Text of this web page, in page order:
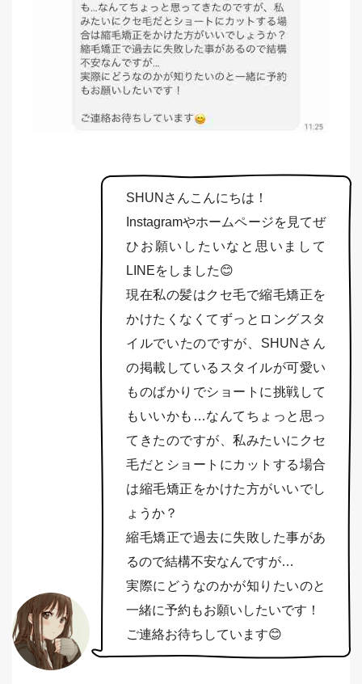
SHUNさんこんにちは！
Instagramやホームページを見てぜ
ひお願いしたいなと思いまして
LINEをしました😊
現在私の髪はクセ毛で縮毛矯正を
かけたくなくてずっとロングスタ
イルでいたのですが、SHUNさん
の掲載しているスタイルが可愛い
ものばかりでショートに挑戦して
もいいかも…なんてちょっと思っ
てきたのですが、私みたいにクセ
毛だとショートにカットする場合
は縮毛矯正をかけた方がいいでし
ょうか？
縮毛矯正で過去に失敗した事があ
るので結構不安なんですが…
実際にどうなのかが知りたいのと
一緒に予約もお願いしたいです！
ご連絡お待ちしています😊